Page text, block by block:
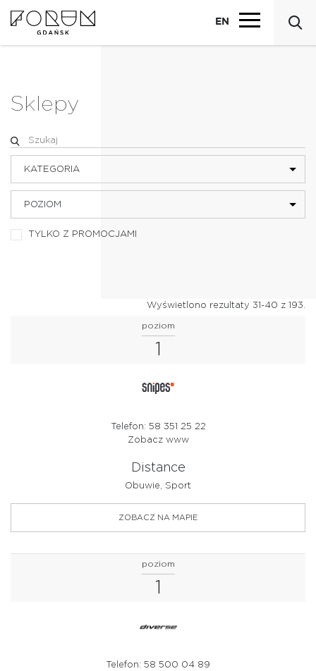
EN
Sklepy
KATEGORIA
ELEKTRONIKA I MULTIMEDIA
KULTURA I ROZRYWKA
MODA DAMSKA
RESTAURACJE I KAWIARNIE
POZIOM
TYLKO Z PROMOCJAMI
Wyświetlono rezultaty 31-40 z 193.
poziom
1
Telefon: 58 351 25 22
Zobacz www
Distance
Obuwie, Sport
ZOBACZ NA MAPIE
poziom
1
Telefon: 58 500 04 89